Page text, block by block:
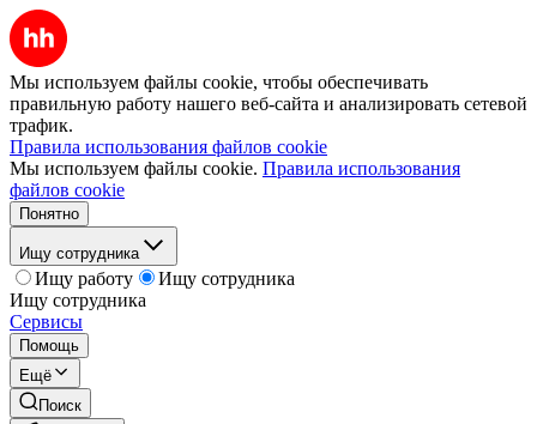
Мы используем файлы cookie, чтобы обеспечивать
правильную работу нашего веб-сайта и анализировать сетевой
трафик.
Правила использования файлов cookie
Мы используем файлы cookie. Правила использования
файлов cookie
Понятно
Ищу сотрудника
Ищу работу
Ищу сотрудника
Ищу сотрудника
Сервисы
Помощь
Ещё
Поиск